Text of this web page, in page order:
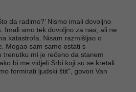
da radimo?’ Nismo imali dovoljno
Imali smo tek dovoljno za nas, ali ne
katastrofa. Nisam razmišljao o
Mogao sam samo ostati s
trenutku mi je rečeno da stanem
bi me vidjeli Srbi koji su se kretali
formirati ljudski štit", govori Van